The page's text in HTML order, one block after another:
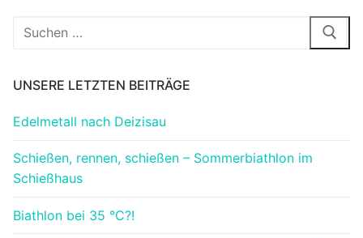
Suchen
UNSERE LETZTEN BEITRÄGE
Edelmetall nach Deizisau
Schießen, rennen, schießen – Sommerbiathlon im
Schießhaus
Biathlon bei 35 °C?!